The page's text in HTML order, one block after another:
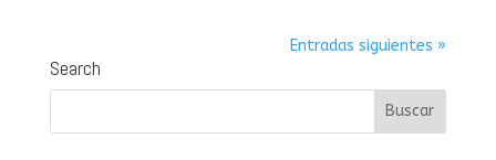
Entradas siguientes »
Search